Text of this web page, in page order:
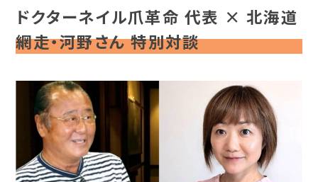
ドクターネイル爪革命 代表 × 北海道
網走・河野さん 特別対談